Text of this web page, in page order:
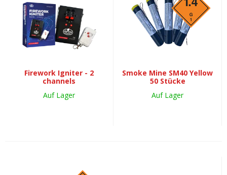
Firework Igniter - 2
channels
Auf Lager
Smoke Mine SM40 Yellow
50 Stücke
Auf Lager